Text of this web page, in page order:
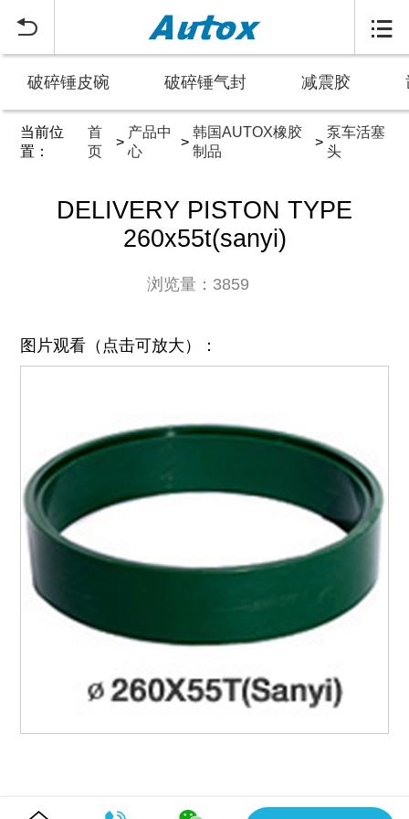
 
破碎锤皮碗 破碎锤气封 减震胶
当前位
置：
首
页
>
产品中
心
>
韩国AUTOX橡胶
制品
>
泵车活塞
头
DELIVERY PISTON TYPE
260x55t(sanyi)
浏览量：3859
图片观看（点击可放大）：